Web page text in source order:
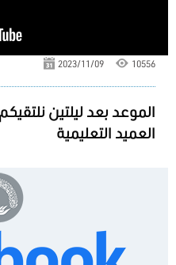
2023/11/09 10556
الموعد بعد ليلتين
العميد التعليمية